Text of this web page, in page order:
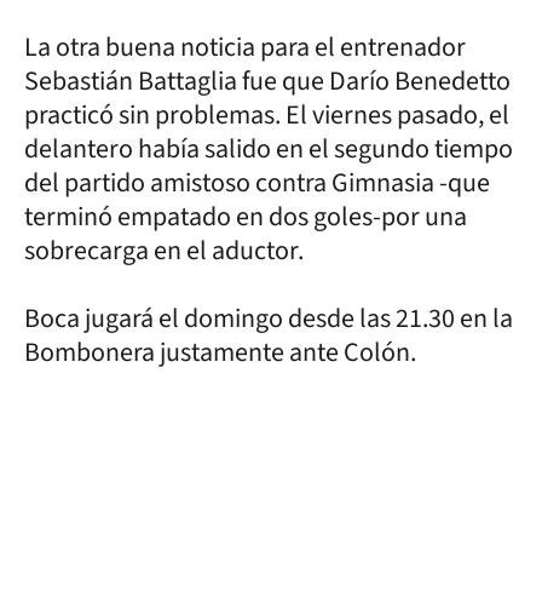
La otra buena noticia para el entrenador
Sebastián Battaglia fue que Darío Benedetto
practicó sin problemas. El viernes pasado, el
delantero había salido en el segundo tiempo
del partido amistoso contra Gimnasia -que
terminó empatado en dos goles-por una
sobrecarga en el aductor.
Boca jugará el domingo desde las 21.30 en la
Bombonera justamente ante Colón.